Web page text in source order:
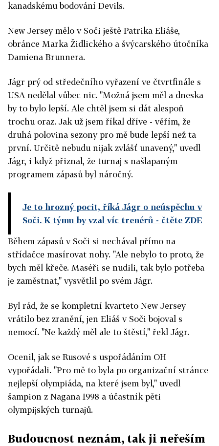
kanadskému bodování Devils.
New Jersey mělo v Soči ještě Patrika Eliáše,
obránce Marka Židlického a švýcarského útočníka
Damiena Brunnera.
Jágr prý od středečního vyřazení ve čtvrtfinále s
USA nedělal vůbec nic. "Možná jsem měl a dneska
by to bylo lepší. Ale chtěl jsem si dát alespoň
trochu oraz. Jak už jsem říkal dříve - věřím, že
druhá polovina sezony pro mě bude lepší než ta
první. Určitě nebudu nijak zvlášť unavený," uvedl
Jágr, i když přiznal, že turnaj s našlapaným
programem zápasů byl náročný.
Je to hrozný pocit, říká Jágr o neúspěchu v
Soči. K týmu by vzal víc trenérů - čtěte ZDE
Během zápasů v Soči si nechával přímo na
střídačce masírovat nohy. "Ale nebylo to proto, že
bych měl křeče. Maséři se nudili, tak bylo potřeba
je zaměstnat," vysvětlil po svém Jágr.
Byl rád, že se kompletní kvarteto New Jersey
vrátilo bez zranění, jen Eliáš v Soči bojoval s
nemocí. "Ne každý měl ale to štěstí," řekl Jágr.
Ocenil, jak se Rusové s uspořádáním OH
vypořádali. "Pro mě to byla po organizační stránce
nejlepší olympiáda, na které jsem byl," uvedl
šampion z Nagana 1998 a účastník pěti
olympijských turnajů.
Budoucnost neznám, tak ji neřeším